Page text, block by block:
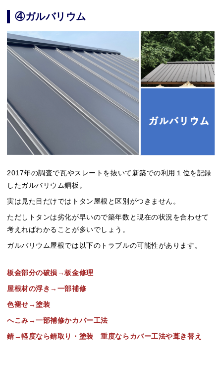
④ガルバリウム
2017年の調査で瓦やスレートを抜いて新築での利用１位を記録
したガルバリウム鋼板。
実は見た目だけではトタン屋根と区別がつきません。
ただしトタンは劣化が早いので築年数と現在の状況を合わせて
考えればわかることが多いでしょう。
ガルバリウム屋根では以下のトラブルの可能性があります。
板金部分の破損→板金修理
屋根材の浮き→一部補修
色褪せ→塗装
へこみ→一部補修かカバー工法
錆→軽度なら錆取り・塗装 重度ならカバー工法や葺き替え